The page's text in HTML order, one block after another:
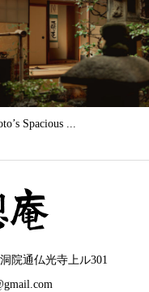
Spacious ...
院通仏光寺上ル301